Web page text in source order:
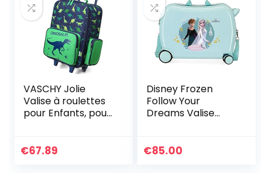
VASCHY Jolie
Valise à roulettes
pour Enfants, pour
Voyages, Les
€67.89
Disney Frozen
Follow Your
Dreams Valise
Rigide ABS
€85.00